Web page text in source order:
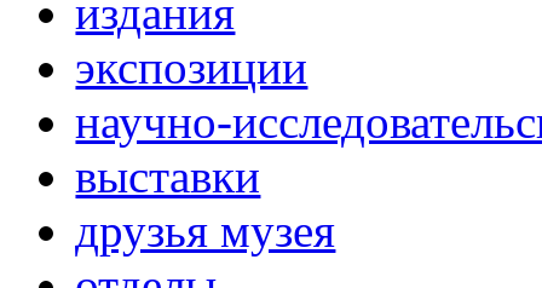
издания
экспозиции
научно-
выставки
друзья музея